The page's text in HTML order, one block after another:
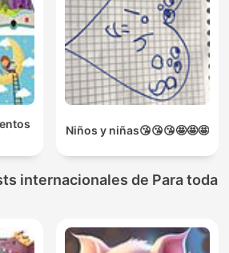
Niños y niñas😘😘😘🤩🤩🤩
internacionales de Para toda